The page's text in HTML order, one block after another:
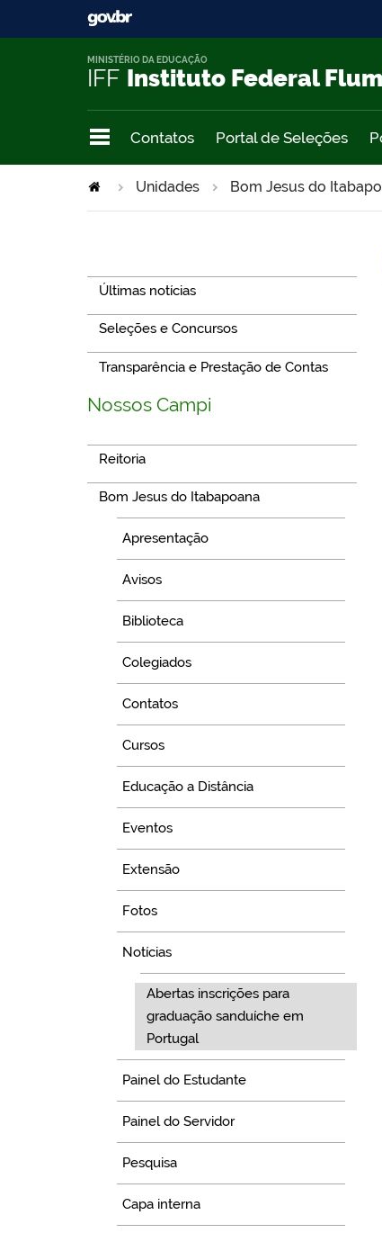
IFF Instituto Federal
MINISTÉRIO DA EDUCAÇÃO
Contatos Portal de Seleções
Unidades Bom Jesus do
Últimas notícias
Seleções e Concursos
Transparência e Prestação de Contas
Nossos Campi
Reitoria
Bom Jesus do Itabapoana
Apresentação
Avisos
Biblioteca
Colegiados
Contatos
Cursos
Educação a Distância
Eventos
Extensão
Fotos
Notícias
Abertas inscrições para
graduação sanduíche em
Portugal
Painel do Estudante
Painel do Servidor
Pesquisa
Capa interna